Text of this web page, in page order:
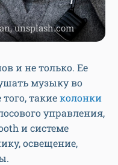
unsplash.com
и не только. Ее
музыку во
такиеколонки
управления,
и системе
освещение,